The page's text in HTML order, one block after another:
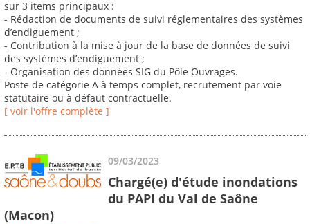
sur 3 items principaux :
- Rédaction de documents de suivi réglementaires des systèmes
d’endiguement ;
- Contribution à la mise à jour de la base de données de suivi
des systèmes d’endiguement ;
- Organisation des données SIG du Pôle Ouvrages.
Poste de catégorie A à temps complet, recrutement par voie
statutaire ou à défaut contractuelle.
[ voir l'offre complète ]
09/03/2023
Chargé(e) d'étude inondations
du PAPI du Val de Saône
(Macon)